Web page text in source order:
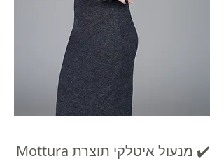
✔️ מנעול איטלקי תוצרת Mottura